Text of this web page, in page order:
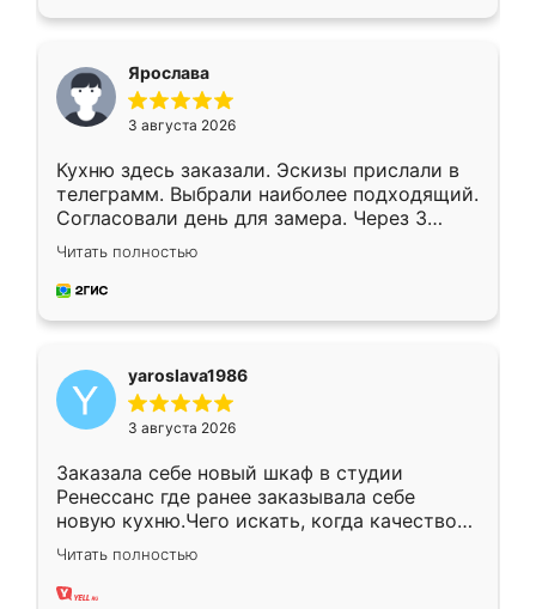
Ярослава
3 августа 2026
Кухню здесь заказали. Эскизы прислали в
телеграмм. Выбрали наиболее подходящий.
Согласовали день для замера. Через 3
недели кухня была уже готова. Остались
довольны работой. Спасибо Ренессанс
мебель за качественную работу!
Читать полностью
yaroslava1986
3 августа 2026
Заказала себе новый шкаф в студии
Ренессанс где ранее заказывала себе
новую кухню.Чего искать, когда качеством
вполне довольна. Служит кухня уже почти
два года, нареканий нет.
Читать полностью